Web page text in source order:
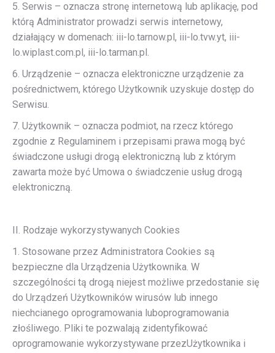
5. Serwis – oznacza stronę internetową lub aplikację, pod
którą Administrator prowadzi serwis internetowy,
działający w domenach: iii-lo.tarnow.pl, iii-lo.tvw.yt, iii-
lo.wiplast.com.pl, iii-lo.tarman.pl.
6. Urządzenie – oznacza elektroniczne urządzenie za
pośrednictwem, którego Użytkownik uzyskuje dostęp do
Serwisu.
7. Użytkownik – oznacza podmiot, na rzecz którego
zgodnie z Regulaminem i przepisami prawa mogą być
świadczone usługi drogą elektroniczną lub z którym
zawarta może być Umowa o świadczenie usług drogą
elektroniczną.
II. Rodzaje wykorzystywanych Cookies
1. Stosowane przez Administratora Cookies są
bezpieczne dla Urządzenia Użytkownika. W
szczególności tą drogą niejest możliwe przedostanie się
do Urządzeń Użytkowników wirusów lub innego
niechcianego oprogramowania luboprogramowania
złośliwego. Pliki te pozwalają zidentyfikować
oprogramowanie wykorzystywane przezUżytkownika i